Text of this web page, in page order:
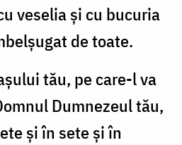
veselia şi cu bucuria
de toate.
tău, pe care-l va
Dumnezeul tău,
şi în sete şi în